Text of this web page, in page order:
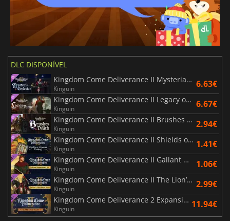
DLC DISPONÍVEL
Kingdom Come Deliverance II Mysteria Ecclesiae
Kinguin 6.63€
Kingdom Come Deliverance II Legacy of the Forge
Kinguin 6.67€
Kingdom Come Deliverance II Brushes with Death
Kinguin 2.94€
Kingdom Come Deliverance II Shields of Seasons Passing
Kinguin 1.41€
Kingdom Come Deliverance II Gallant Huntsman’s Kit
Kinguin 1.06€
Kingdom Come Deliverance II The Lion’s Crest
Kinguin 2.99€
Kingdom Come Deliverance 2 Expansion Pass
Kinguin 11.94€